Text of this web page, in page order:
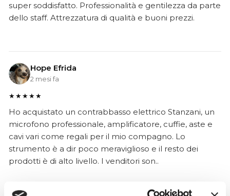
super soddisfatto. Professionalità e gentilezza da parte
dello staff. Attrezzatura di qualità e buoni prezzi.
Hope Efrida
2 mesi fa
★★★★★
Ho acquistato un contrabbasso elettrico Stanzani, un
microfono professionale, amplificatore, cuffie, aste e
cavi vari come regali per il mio compagno. Lo
strumento è a dir poco meraviglioso e il resto dei
prodotti è di alto livello. I venditori son..